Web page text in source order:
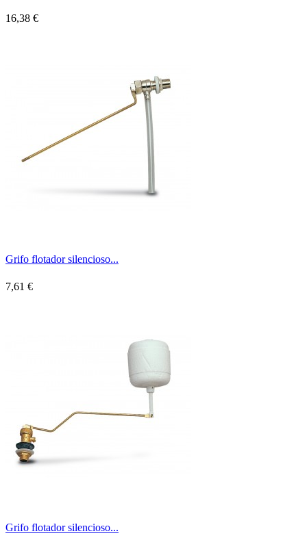
16,38 €
Grifo flotador silencioso...
7,61 €
Grifo flotador silencioso...